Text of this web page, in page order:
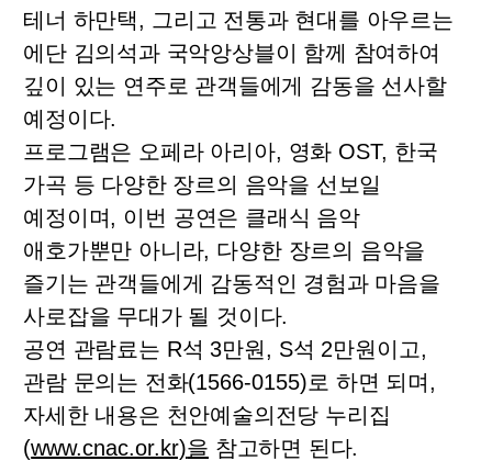
테너 하만택, 그리고 전통과 현대를 아우르는
에단 김의석과 국악앙상블이 함께 참여하여
깊이 있는 연주로 관객들에게 감동을 선사할
예정이다.
프로그램은 오페라 아리아, 영화 OST, 한국
가곡 등 다양한 장르의 음악을 선보일
예정이며, 이번 공연은 클래식 음악
애호가뿐만 아니라, 다양한 장르의 음악을
즐기는 관객들에게 감동적인 경험과 마음을
사로잡을 무대가 될 것이다.
공연 관람료는 R석3만원 , S석 2만원이고,
관람 문의는 전화(1566-0155)로 하면 되며 ,
자세한 내용은 천안예술의전당 누리집
(www.cnac.or.kr)을 참고하면 된다.